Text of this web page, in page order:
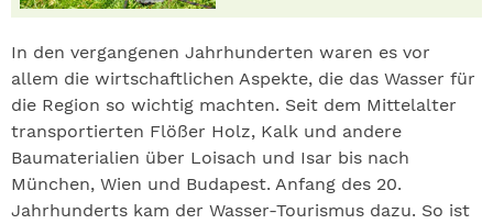
In den vergangenen Jahrhunderten waren es vor
allem die wirtschaftlichen Aspekte, die das Wasser für
die Region so wichtig machten. Seit dem Mittelalter
transportierten Flößer Holz, Kalk und andere
Baumaterialien über Loisach und Isar bis nach
München, Wien und Budapest. Anfang des 20.
Jahrhunderts kam der Wasser-Tourismus dazu. So ist